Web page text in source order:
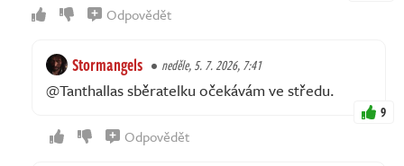
Odpovědět
Stormangels neděle, 5. 7. 2026, 7:41
@Tanthallas sběratelku očekávám ve středu.
9
Odpovědět